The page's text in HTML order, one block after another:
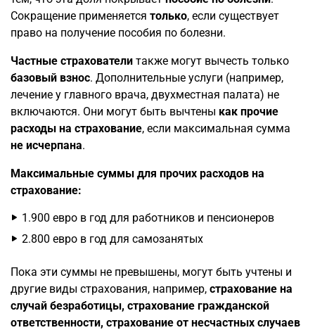
Сокращение применяется только, если существует
право на получение пособия по болезни.
Частные страхователи также могут вычесть только
базовый взнос. Дополнительные услуги (например,
лечение у главного врача, двухместная палата) не
включаются. Они могут быть вычтены как прочие
расходы на страхование, если максимальная сумма
не исчерпана.
Максимальные суммы для прочих расходов на
страхование:
1.900 евро в год для работников и пенсионеров
2.800 евро в год для самозанятых
Пока эти суммы не превышены, могут быть учтены и
другие виды страхования, например, страхование на
случай безработицы, страхование гражданской
ответственности, страхование от несчастных случаев